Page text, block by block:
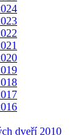
dveří 2010